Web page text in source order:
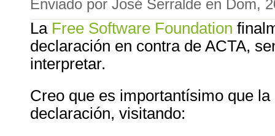
Enviado por José Serralde en Dom,
La Free Software Foundation
declaración en contra de ACTA,
interpretar.
Creo que es importantísimo que
declaración, visitando: